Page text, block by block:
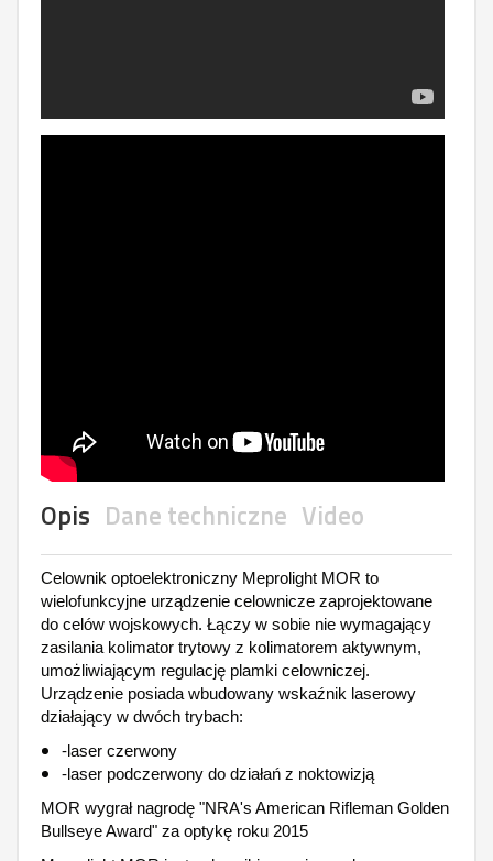
Opis Dane techniczne Video
Celownik optoelektroniczny Meprolight MOR to
wielofunkcyjne urządzenie celownicze zaprojektowane
do celów wojskowych. Łączy w sobie nie wymagający
zasilania kolimator trytowy z kolimatorem aktywnym,
umożliwiającym regulację plamki celowniczej.
Urządzenie posiada wbudowany wskaźnik laserowy
działający w dwóch trybach:
-laser czerwony
-laser podczerwony do działań z noktowizją
MOR wygrał nagrodę "NRA's American Rifleman Golden
Bullseye Award" za optykę roku 2015